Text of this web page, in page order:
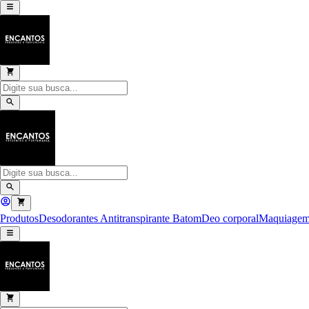
ProdutosDesodorantes Antitranspirante BatomDeo corporal